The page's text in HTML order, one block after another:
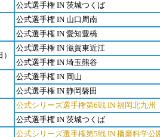
公式選手権 IN 茨城つくば
公式選手権 IN 山口周南
公式選手権 IN 愛知豊橋
公式選手権 IN 滋賀東近江
公式選手権 IN 埼玉熊谷
公式選手権 IN 岡山
公式選手権 IN 静岡磐田
公式シリーズ選手権第6戦 IN 福岡北九州
公式選手権 IN 茨城つくば
公式シリーズ選手権第5戦 IN 播磨科学公